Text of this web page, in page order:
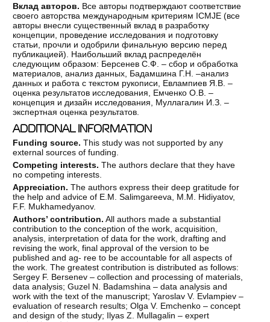
Вклад авторов. Все авторы подтверждают соответствие
своего авторства международным критериям ICMJE (все
авторы внесли существенный вклад в разработку
концепции, проведение исследования и подготовку
статьи, прочли и одобрили финальную версию перед
публикацией). Наибольший вклад распределён
следующим образом: Берсенев С.Ф. – сбор и обработка
материалов, анализ данных, Бадамшина Г.Н. –анализ
данных и работа с текстом рукописи, Евлампиев Я.В. –
оценка результатов исследования, Емченко О.В. –
концепция и дизайн исследования, Муллагалин И.З. –
экспертная оценка результатов.
ADDITIONAL INFORMATION
Funding source.This study was not supported by any
external sources of funding.
Competing interests. The authors declare that they have
no competing interests.
Appreciation.The authors express their deep gratitude for
the help and advice of E.M. Salimgareeva, M.M. Hidiyatov,
F.F. Mukhamedyanov.
Authors’ contribution. All authors made a substantial
contribution to the conception of the work, acquisition,
analysis, interpretation of data for the work, drafting and
revising the work, final approval of the version to be
published and ag- ree to be accountable for all aspects of
the work. The greatest contribution is distributed as follows:
Sergey F. Bersenev – collection and processing of materials,
data analysis; Guzel N. Badamshina – data analysis and
work with the text of the manuscript; Yaroslav V. Evlampiev –
evaluation of research results; Olga V. Emchenko – concept
and design of the study; Ilyas Z. Mullagalin – expert